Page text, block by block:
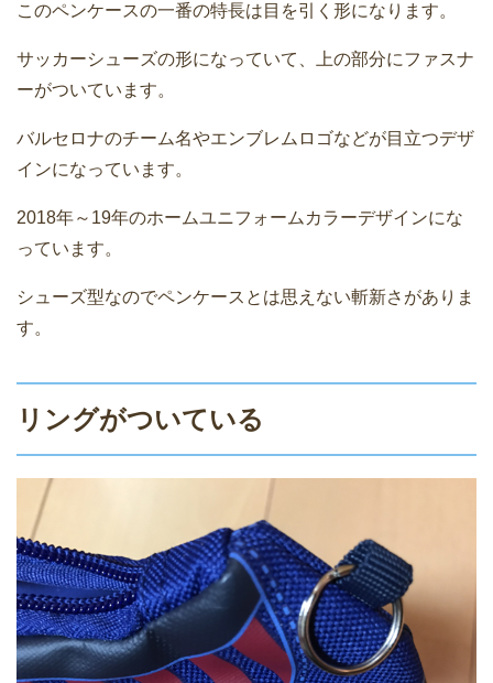
このペンケースの一番の特長は目を引く形になります。
サッカーシューズの形になっていて、上の部分にファスナ
ーがついています。
バルセロナのチーム名やエンブレムロゴなどが目立つデザ
インになっています。
2018年～19年のホームユニフォームカラーデザインにな
っています。
シューズ型なのでペンケースとは思えない斬新さがありま
す。
リングがついている